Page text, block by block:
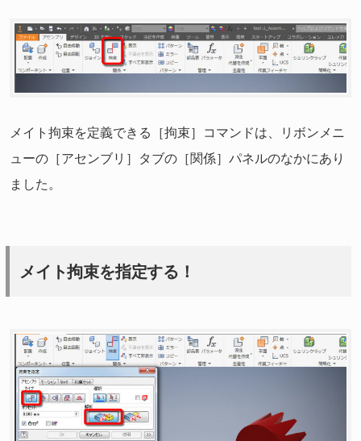
メイト拘束を定義できる［拘束］コマンドは、リボンメニ
ューの［アセンブリ］タブの［関係］パネルのなかにあり
ました。
メイト拘束を指定する！